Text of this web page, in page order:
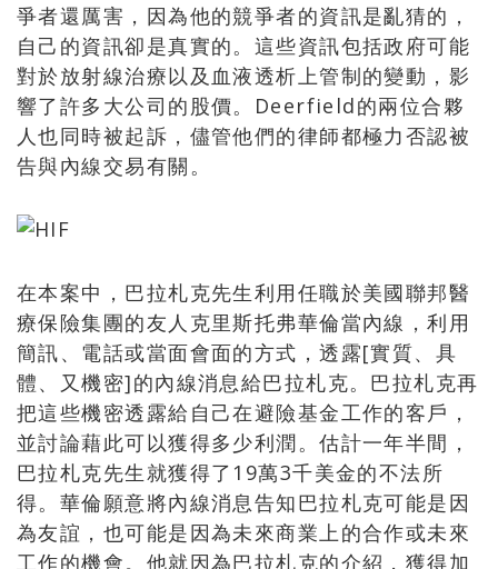
爭者還厲害，因為他的競爭者的資訊是亂猜的，
自己的資訊卻是真實的。這些資訊包括政府可能
對於放射線治療以及血液透析上管制的變動，影
響了許多大公司的股價。Deerfield的兩位合夥
人也同時被起訴，儘管他們的律師都極力否認被
告與內線交易有關。
在本案中，巴拉札克先生利用任職於美國聯邦醫
療保險集團的友人克里斯托弗華倫當內線，利用
簡訊、電話或當面會面的方式，透露[實質、具
體、又機密]的內線消息給巴拉札克。巴拉札克再
把這些機密透露給自己在避險基金工作的客戶，
並討論藉此可以獲得多少利潤。估計一年半間，
巴拉札克先生就獲得了19萬3千美金的不法所
得。華倫願意將內線消息告知巴拉札克可能是因
為友誼，也可能是因為未來商業上的合作或未來
工作的機會。他就因為巴拉札克的介紹，獲得加